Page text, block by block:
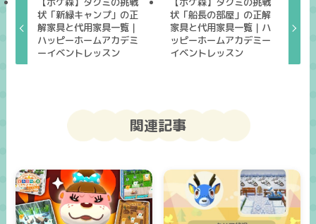
状「新緑キャンプ」の正
解家具と代用家具一覧｜
ハッピーホームアカデミ
ーイベントレッスン
状「船長の部屋」の正解
家具と代用家具一覧｜ハ
ッピーホームアカデミー
イベントレッスン
関連記事